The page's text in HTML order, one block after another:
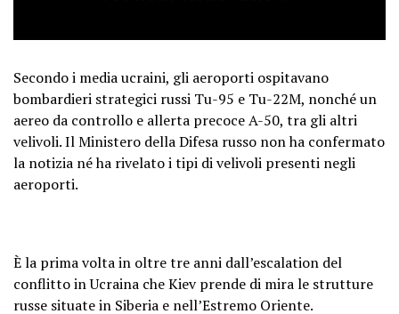
Secondo i media ucraini, gli aeroporti ospitavano
bombardieri strategici russi Tu-95 e Tu-22M, nonché un
aereo da controllo e allerta precoce A-50, tra gli altri
velivoli. Il Ministero della Difesa russo non ha confermato
la notizia né ha rivelato i tipi di velivoli presenti negli
aeroporti.
È la prima volta in oltre tre anni dall’escalation del
conflitto in Ucraina che Kiev prende di mira le strutture
russe situate in Siberia e nell’Estremo Oriente.